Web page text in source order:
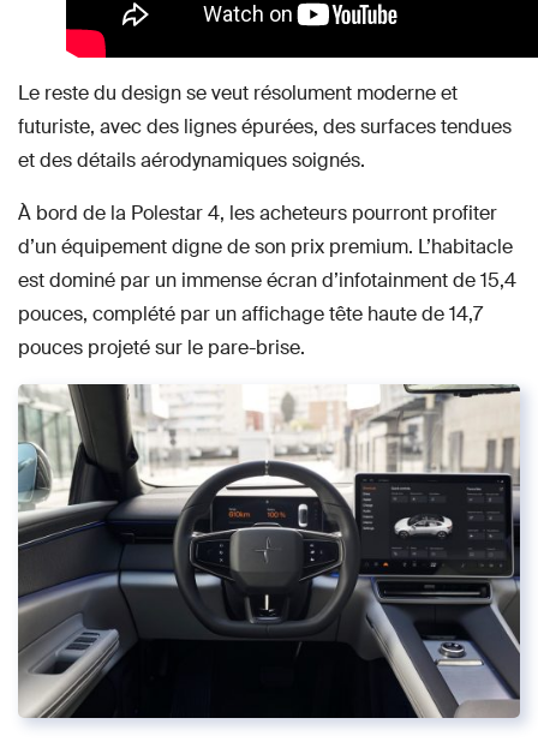
Le reste du design se veut résolument moderne et
futuriste, avec des lignes épurées, des surfaces tendues
et des détails aérodynamiques soignés.
À bord de la Polestar 4, les acheteurs pourront profiter
d’un équipement digne de son prix premium. L’habitacle
est dominé par un immense écran d’infotainment de 15,4
pouces, complété par un affichage tête haute de 14,7
pouces projeté sur le pare-brise.